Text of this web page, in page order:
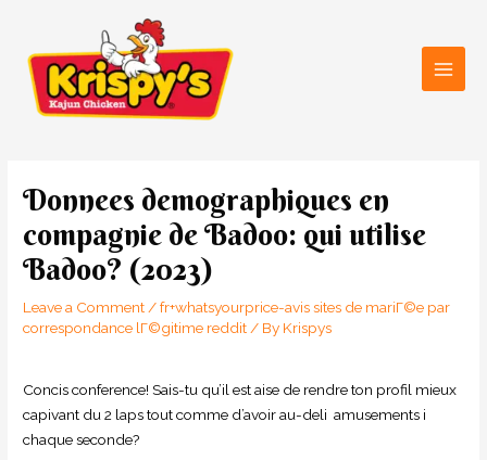
content
Donnees demographiques en
compagnie de Badoo: qui utilise
Badoo? (2023)
Leave a Comment/fr+whatsyourprice-avis sites de mariГ©e par
correspondance lГ©gitime reddit/ By Krispys
Concis conference! Sais-tu qu’il est aise de rendre ton profil mieux
capivant du 2 laps tout comme d’avoir au-deli amusements i
chaque seconde?